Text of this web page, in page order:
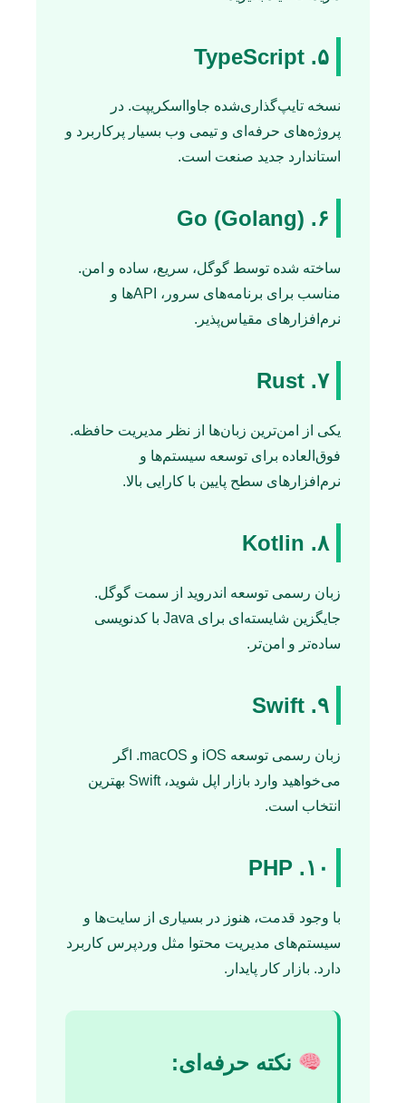
۵. TypeScript
نسخه تایپ‌گذاری‌شده جاوااسکریپت. در
پروژه‌های حرفه‌ای و تیمی وب بسیار پرکاربرد و
استاندارد جدید صنعت است.
۶. Go (Golang)
ساخته شده توسط گوگل، سریع، ساده و امن.
مناسب برای برنامه‌های سرور، APIها و
نرم‌افزارهای مقیاس‌پذیر.
۷. Rust
یکی از امن‌ترین زبان‌ها از نظر مدیریت حافظه.
فوق‌العاده برای توسعه سیستم‌ها و
نرم‌افزارهای سطح پایین با کارایی بالا.
۸. Kotlin
زبان رسمی توسعه اندروید از سمت گوگل.
جایگزین شایسته‌ای برای Java با کدنویسی
ساده‌تر و امن‌تر.
۹. Swift
زبان رسمی توسعه iOS و macOS. اگر
می‌خواهید وارد بازار اپل شوید، Swift بهترین
انتخاب است.
۱۰. PHP
با وجود قدمت، هنوز در بسیاری از سایت‌ها و
سیستم‌های مدیریت محتوا مثل وردپرس کاربرد
دارد. بازار کار پایدار.
نکته حرفه‌ای: